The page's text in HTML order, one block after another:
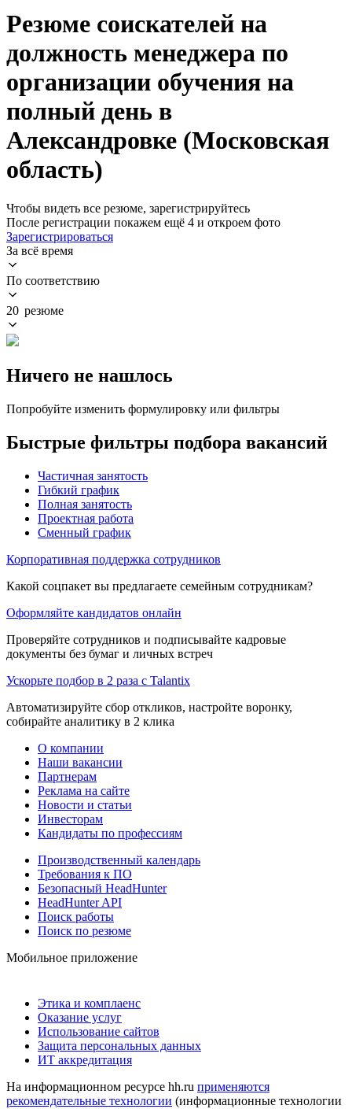
Резюме соискателей на
должность менеджера по
организации обучения на
полный день в
Александровке (Московская
область)
Чтобы видеть все резюме, зарегистрируйтесь
После регистрации покажем ещё 4 и откроем фото
Зарегистрироваться
За всё время
По соответствию
20 резюме
Ничего не нашлось
Попробуйте изменить формулировку или фильтры
Быстрые фильтры подбора вакансий
Частичная занятость
Гибкий график
Полная занятость
Проектная работа
Сменный график
Корпоративная поддержка сотрудников
Какой соцпакет вы предлагаете семейным сотрудникам?
Оформляйте кандидатов онлайн
Проверяйте сотрудников и подписывайте кадровые
документы без бумаг и личных встреч
Ускорьте подбор в 2 раза с Talantix
Автоматизируйте сбор откликов, настройте воронку,
собирайте аналитику в 2 клика
О компании
Наши вакансии
Партнерам
Реклама на сайте
Новости и статьи
Инвесторам
Кандидаты по профессиям
Производственный календарь
Требования к ПО
Безопасный HeadHunter
HeadHunter API
Поиск работы
Поиск по резюме
Мобильное приложение
Этика и комплаенс
Оказание услуг
Использование сайтов
Защита персональных данных
ИТ аккредитация
На информационном ресурсе hh.ru применяются
рекомендательные технологии (информационные технологии